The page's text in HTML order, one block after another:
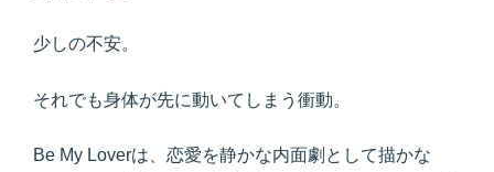
少しの不安。
それでも身体が先に動いてしまう衝動。
Be My Loverは、恋愛を静かな内面劇として描かな